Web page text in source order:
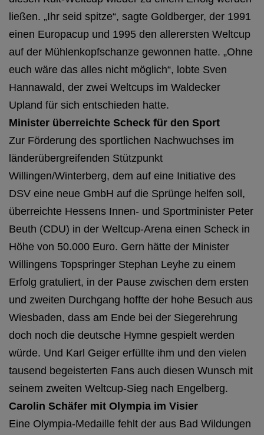
ließen. „Ihr seid spitze“, sagte Goldberger, der 1991
einen Europacup und 1995 den allerersten Weltcup
auf der Mühlenkopfschanze gewonnen hatte. „Ohne
euch wäre das alles nicht möglich“, lobte Sven
Hannawald, der zwei Weltcups im Waldecker
Upland für sich entschieden hatte.
Minister überreichte Scheck für den Sport
Zur Förderung des sportlichen Nachwuchses im
länderübergreifenden Stützpunkt
Willingen/Winterberg, dem auf eine Initiative des
DSV eine neue GmbH auf die Sprünge helfen soll,
überreichte Hessens Innen- und Sportminister Peter
Beuth (CDU) in der Weltcup-Arena einen Scheck in
Höhe von 50.000 Euro. Gern hätte der Minister
Willingens Topspringer Stephan Leyhe zu einem
Erfolg gratuliert, in der Pause zwischen dem ersten
und zweiten Durchgang hoffte der hohe Besuch aus
Wiesbaden, dass am Ende bei der Siegerehrung
doch noch die deutsche Hymne gespielt werden
würde. Und Karl Geiger erfüllte ihm und den vielen
tausend begeisterten Fans auch diesen Wunsch mit
seinem zweiten Weltcup-Sieg nach Engelberg.
Carolin Schäfer mit Olympia im Visier
Eine Olympia-Medaille fehlt der aus Bad Wildungen